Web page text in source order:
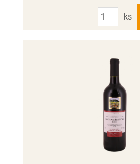
Počet
ks